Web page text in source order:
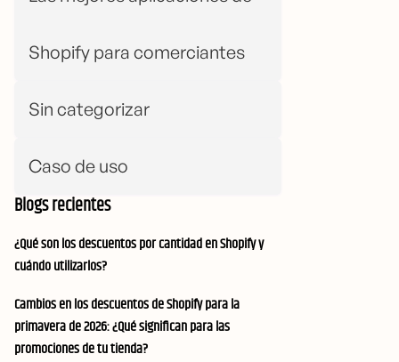
Shopify para comerciantes
Sin categorizar
Caso de uso
Blogs recientes
¿Qué son los descuentos por cantidad en Shopify y
cuándo utilizarlos?
Cambios en los descuentos de Shopify para la
primavera de 2026: ¿Qué significan para las
promociones de tu tienda?